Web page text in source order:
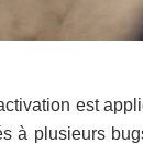
est
à plusieurs